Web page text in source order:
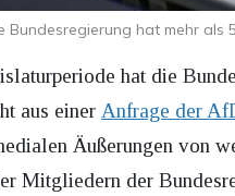
Bundesregierung hat mehr als
hat die
aus einer Anfrage der
Äußerungen von
Mitgliedern der